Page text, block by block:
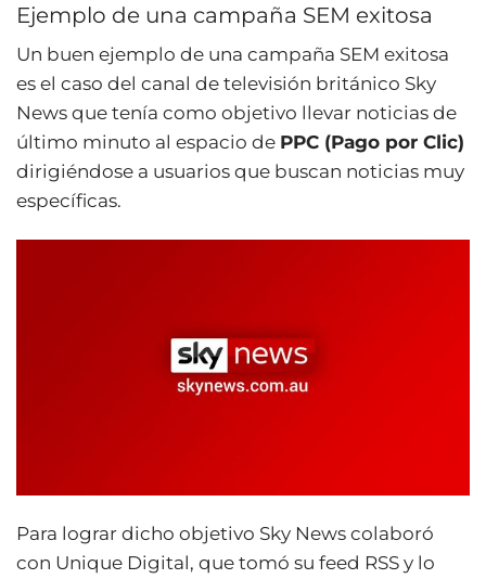
Ejemplo de una campaña SEM exitosa
Un buen ejemplo de una campaña SEM exitosa
es el caso del canal de televisión británico Sky
News que tenía como objetivo llevar noticias de
último minuto al espacio de PPC (Pago por Clic)
dirigiéndose a usuarios que buscan noticias muy
específicas.
Para lograr dicho objetivo Sky News colaboró
con Unique Digital, que tomó su feed RSS y lo